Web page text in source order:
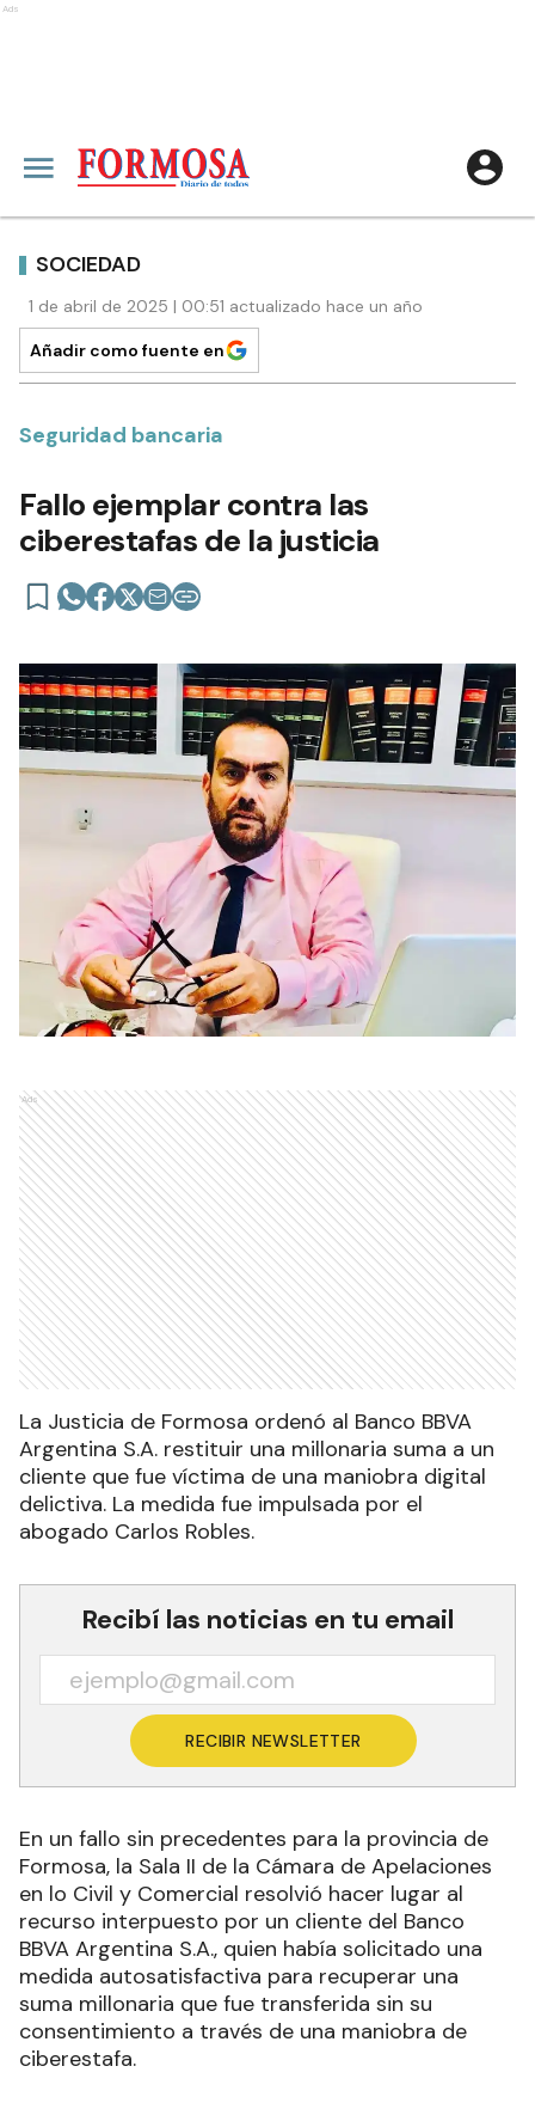
Ads
SOCIEDAD
1 de abril de 2025 | 00:51 actualizado hace un año
Añadir como fuente en
Seguridad bancaria
Fallo ejemplar contra las
ciberestafas de la justicia
Ads
La Justicia de Formosa ordenó al Banco BBVA
Argentina S.A. restituir una millonaria suma a un
cliente que fue víctima de una maniobra digital
delictiva. La medida fue impulsada por el
abogado Carlos Robles.
Recibí las noticias en tu email
RECIBIR NEWSLETTER
En un fallo sin precedentes para la provincia de
Formosa, la Sala II de la Cámara de Apelaciones
en lo Civil y Comercial resolvió hacer lugar al
recurso interpuesto por un cliente del Banco
BBVA Argentina S.A., quien había solicitado una
medida autosatisfactiva para recuperar una
suma millonaria que fue transferida sin su
consentimiento a través de una maniobra de
ciberestafa.